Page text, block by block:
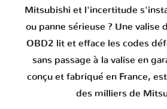
Canter VIII
Challenger I
Mitsubishi et l'incertitude
ou panne sérieuse ? Une valise
OBD2 lit et efface les codes
sans passage à la valise en
conçu et fabriqué en France,
des milliers de